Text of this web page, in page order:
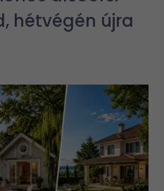
hétvégén újra